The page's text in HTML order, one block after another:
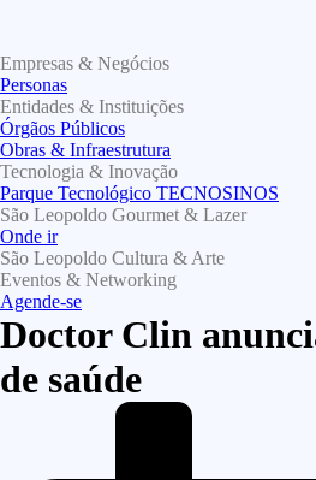
Empresas & Negócios
Personas
Entidades & Instituições
Órgãos Públicos
Obras & Infraestrutura
Tecnologia & Inovação
Parque Tecnológico TECNOSINOS
São Leopoldo Gourmet & Lazer
Onde ir
São Leopoldo Cultura & Arte
Eventos & Networking
Agende-se
Doctor Clin
de saúde